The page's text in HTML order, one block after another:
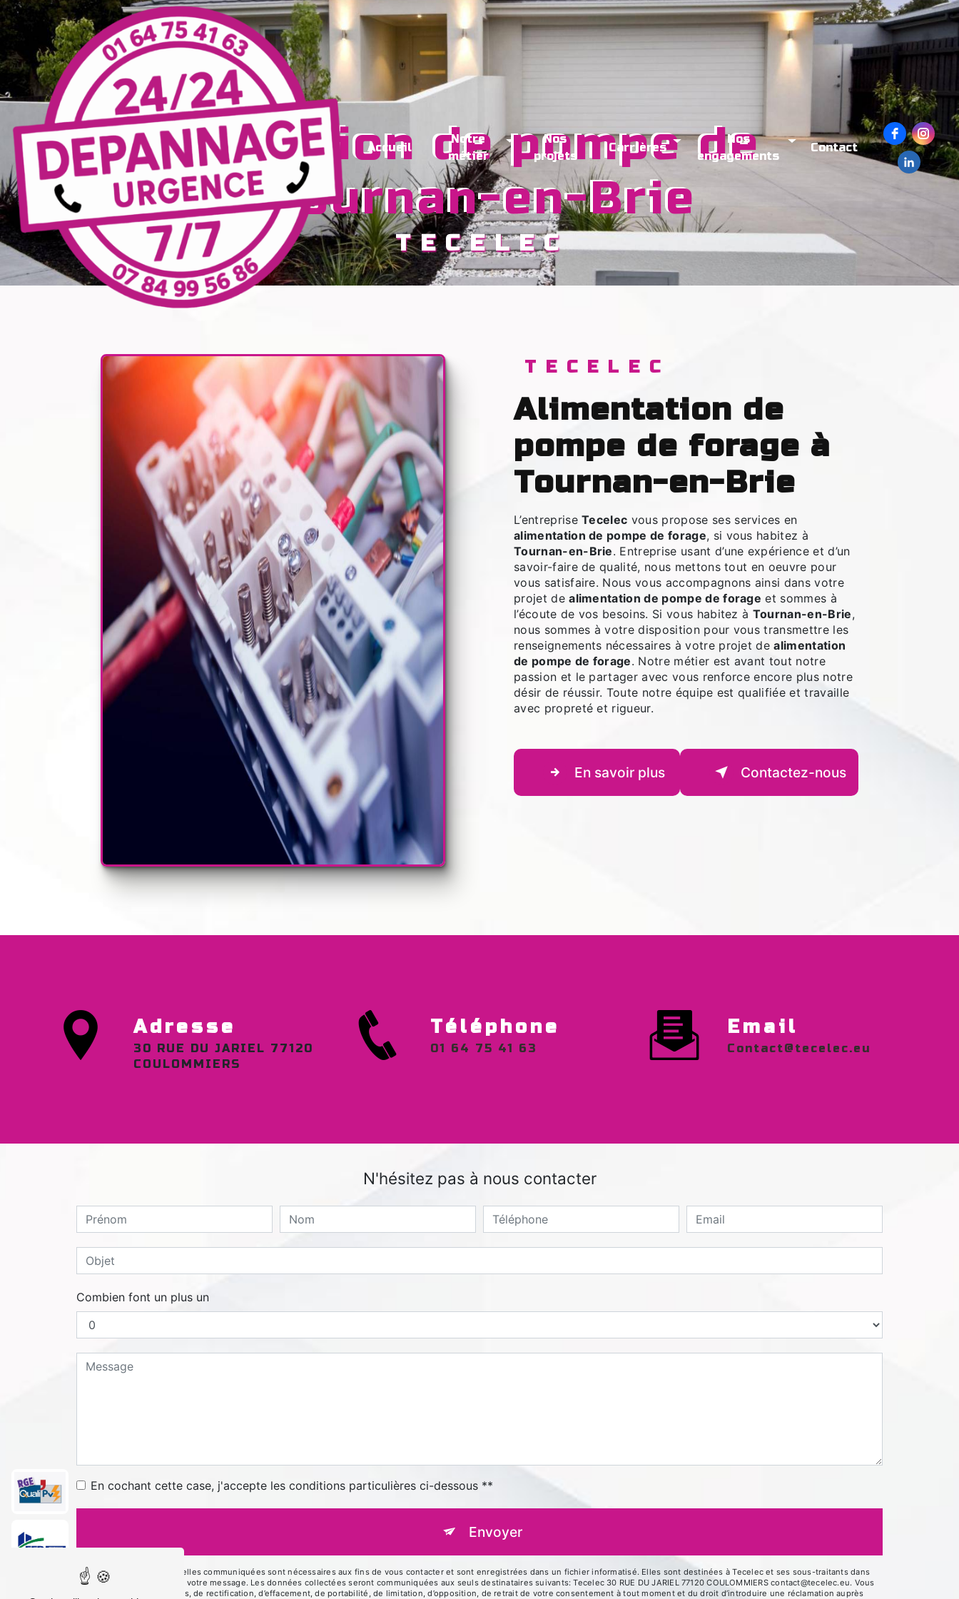
Accueil
Notre
métier
Nos
projets
Carrières
Nos
engagements
Contact
alimentation de pompe de
forage Tournan-en-Brie
TECELEC
TECELEC
alimentation de
pompe de forage à
Tournan-en-Brie
L’entrepriseTecelec vous propose ses services en
alimentation de pompe de forage, si vous habitez à
Tournan-en-Brie. Entreprise usant d’une expérience et d’un
savoir-faire de qualité, nous mettons tout en oeuvre pour
vous satisfaire. Nous vous accompagnons ainsi dans votre
projet dealimentation de pompe de forage et sommes à
l’écoute de vos besoins. Si vous habitez à Tournan-en-Brie,
nous sommes à votre disposition pour vous transmettre les
renseignements nécessaires à votre projet dealimentation
de pompe de forage. Notre métier est avant tout notre
passion et le partager avec vous renforce encore plus notre
désir de réussir. Toute notre équipe est qualifiée et travaille
avec propreté et rigueur.
En savoir plus Contactez-nous
Adresse
30 RUE DU JARIEL 77120
COULOMMIERS
Téléphone
01 64 75 41 63
Email
contact@tecelec.eu
N'hésitez pas à nous contacter
Combien font un plus un
En cochant cette case, j'accepte les conditions particulières ci-dessous **
Envoyer
** Les données personnelles communiquées sont nécessaires aux fins de vous contacter et sont enregistrées dans un fichier informatisé. Elles sont destinées à Tecelec et ses sous-traitants dans
le seul but de répondre à votre message. Les données collectées seront communiquées aux seuls destinataires suivants: Tecelec 30 RUE DU JARIEL 77120 COULOMMIERS contact@tecelec.eu. Vous
disposez de droits d’accès, de rectification, d’effacement, de portabilité, de limitation, d’opposition, de retrait de votre consentement à tout moment et du droit d’introduire une réclamation auprès
Panneau de gestion des cookies